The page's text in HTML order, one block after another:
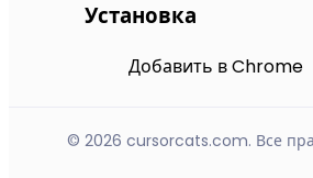
Установка
Добавить в Chrome
© 2026 cursorcats.com. Все